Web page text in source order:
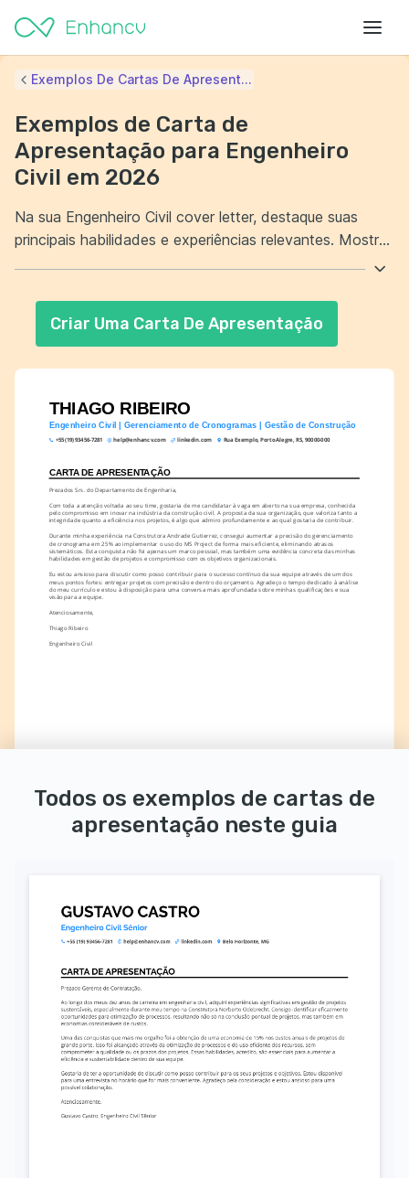
THIAGO RIBEIRO
Engenheiro Civil | Gerenciamento de Cronogramas | Gestão de Construção
+55 (19) 93456-7281 help@enhancv.com linkedin.com Rua Exemplo, Porto Alegre, RS, 90000-000
CARTA DE APRESENTAÇÃO
Prezados Srs. do Departamento de Engenharia,
Com toda a atenção voltada ao seu time, gostaria de me candidatar à vaga em aberto na sua empresa, conhecida
pelo compromisso em inovar na indústria da construção civil. A proposta da sua organização, que valoriza tanto a
integridade quanto a eficiência nos projetos, é algo que admiro profundamente e ao qual gostaria de contribuir.
Durante minha experiência na Construtora Andrade Gutierrez, consegui aumentar a precisão do gerenciamento
de cronograma em 25% ao implementar o uso do MS Project de forma mais eficiente, eliminando atrasos
sistemáticos. Esta conquista não foi apenas um marco pessoal, mas também uma evidência concreta das minhas
habilidades em gestão de projetos e compromisso com os objetivos organizacionais.
Eu estou ansioso para discutir como posso contribuir para o sucesso contínuo da sua equipe através de um dos
meus pontos fortes: entregar projetos com precisão e dentro do orçamento. Agradeço o tempo dedicado à análise
do meu currículo e estou à disposição para uma conversa mais aprofundada sobre minhas qualificações e sua
visão para a equipe.
Atenciosamente,
Thiago Ribeiro
Engenheiro Civil
Exemplos De Cartas De Apresent...
Exemplos de Carta de
Apresentação para Engenheiro
Civil em 2026
Na sua Engenheiro Civil cover letter, destaque suas
principais habilidades e experiências relevantes. Mostre
como suas competências se alinham com os requisitos
oportunidade e pela empresa. Terminar com um convite
para discutir sua candidatura em uma entrevista pode
Criar Uma Carta De Apresentação
Todos os exemplos de cartas de
apresentação neste guia